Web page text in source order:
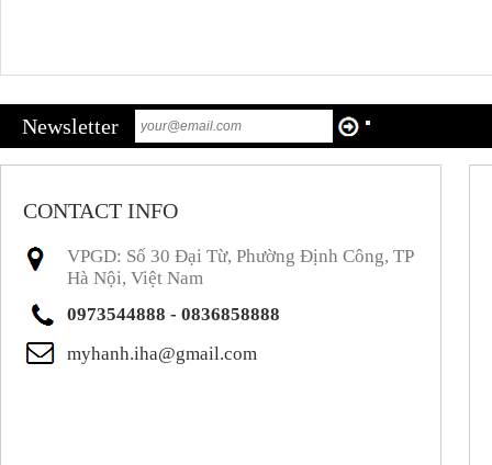
Newsletter
CONTACT INFO
VPGD: Số 30 Đại Từ, Phường Định Công, TP
Hà Nội, Việt Nam
0973544888 - 0836858888
myhanh.iha@gmail.com